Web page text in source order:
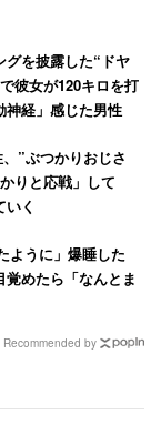
を披露した“ドヤ
彼女が120キロを打
神経」感じた男性
”ぶつかりおじさ
りと応戦」して
いく
ように」爆睡した
めたら「なんとま
Recommended by